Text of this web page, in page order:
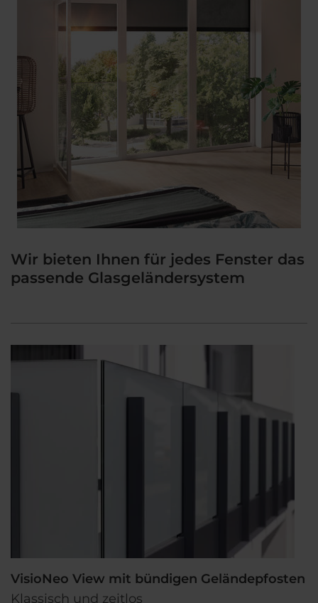
Wir bieten Ihnen für jedes Fenster das
passende Glasgeländersystem
VisioNeo View mit bündigen Geländepfosten
Klassisch und zeitlos